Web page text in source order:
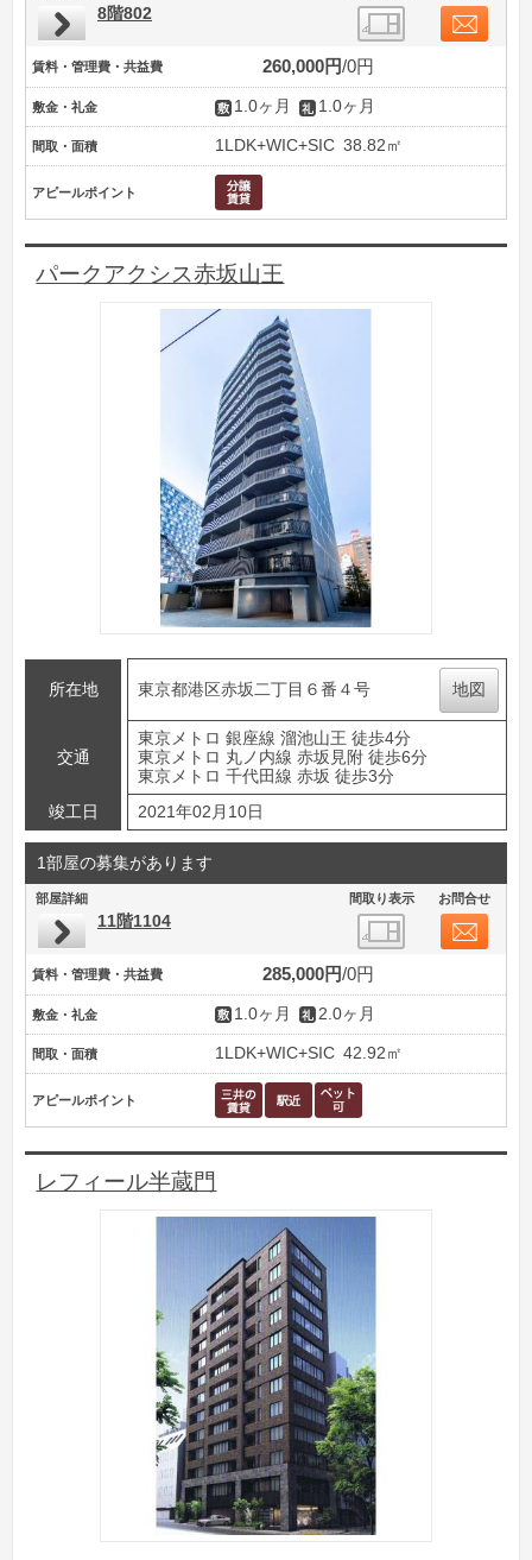
8階802
賃料・管理費・共益費 260,000円 0円
敷金・礼金 1.0ヶ月 1.0ヶ月
間取・面積 1LDK+WIC+SIC 38.82㎡
アピールポイント
パークアクシス赤坂山王
所在地 東京都港区赤坂二丁目６番４号 地図
交通
東京メトロ 銀座線 溜池山王 徒歩4分
東京メトロ 丸ノ内線 赤坂見附 徒歩6分
東京メトロ 千代田線 赤坂 徒歩3分
竣工日
2021年02月10日
1部屋の募集があります
部屋詳細 間取り表示 お問合せ
11階1104
賃料・管理費・共益費 285,000円 0円
敷金・礼金 1.0ヶ月 2.0ヶ月
間取・面積 1LDK+WIC+SIC 42.92㎡
アピールポイント
レフィール半蔵門